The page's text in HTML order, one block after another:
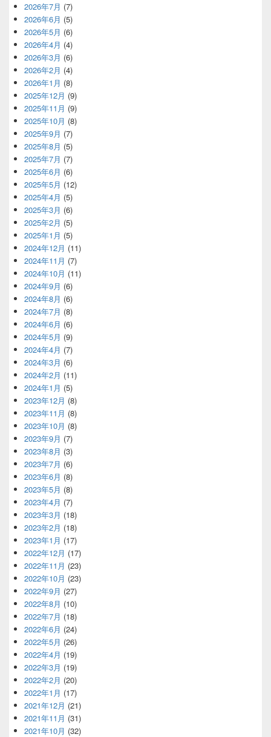
2026年7月 (7)
2026年6月 (5)
2026年5月 (6)
2026年4月 (4)
2026年3月 (6)
2026年2月 (4)
2026年1月 (8)
2025年12月 (9)
2025年11月 (9)
2025年10月 (8)
2025年9月 (7)
2025年8月 (5)
2025年7月 (7)
2025年6月 (6)
2025年5月 (12)
2025年4月 (5)
2025年3月 (6)
2025年2月 (5)
2025年1月 (5)
2024年12月 (11)
2024年11月 (7)
2024年10月 (11)
2024年9月 (6)
2024年8月 (6)
2024年7月 (8)
2024年6月 (6)
2024年5月 (9)
2024年4月 (7)
2024年3月 (6)
2024年2月 (11)
2024年1月 (5)
2023年12月 (8)
2023年11月 (8)
2023年10月 (8)
2023年9月 (7)
2023年8月 (3)
2023年7月 (6)
2023年6月 (8)
2023年5月 (8)
2023年4月 (7)
2023年3月 (18)
2023年2月 (18)
2023年1月 (17)
2022年12月 (17)
2022年11月 (23)
2022年10月 (23)
2022年9月 (27)
2022年8月 (10)
2022年7月 (18)
2022年6月 (24)
2022年5月 (26)
2022年4月 (19)
2022年3月 (19)
2022年2月 (20)
2022年1月 (17)
2021年12月 (21)
2021年11月 (31)
2021年10月 (32)